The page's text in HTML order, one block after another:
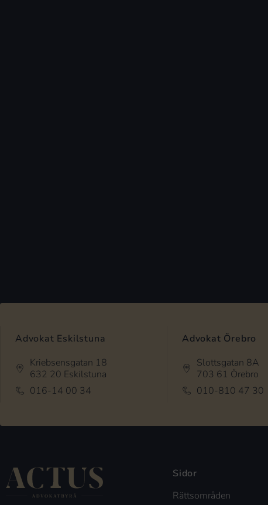
Advokat Eskilstuna
Kriebsensgatan 18
632 20 Eskilstuna
016-14 00 34
Advokat Örebro
Slottsgatan 8A
703 61 Örebro
010-810 47 30
Sidor
Rättsområden